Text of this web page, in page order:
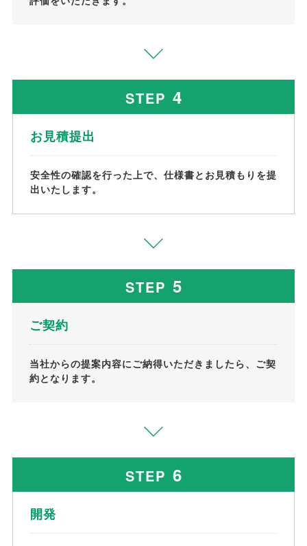
STEP 4
お見積提出
安全性の確認を行った上で、仕様書とお見積もりを提
出いたします。
STEP 5
ご契約
当社からの提案内容にご納得いただきましたら、ご契
約となります。
STEP 6
開発